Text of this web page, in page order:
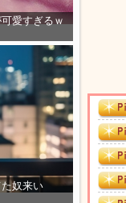
愛すぎるｗ
奴来い